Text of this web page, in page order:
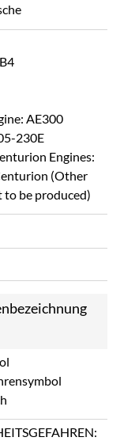
AE300
230E
Engines:
(Other
to be produced)